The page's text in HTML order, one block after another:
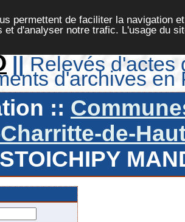
permettent de faciliter la navigation
et d'analyser notre trafic. L'usage du
|| Relevés d'actes
d'archives en
::
de-